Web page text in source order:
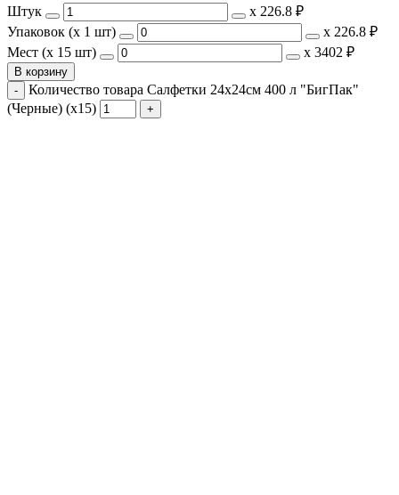
Штук
х 226.8 ₽
Упаковок (x 1 шт)
х 226.8 ₽
Мест (x 15 шт)
х 3402 ₽
В корзину
Количество товара Салфетки 24х24см 400 л "БигПак"
(Черные) (х15)